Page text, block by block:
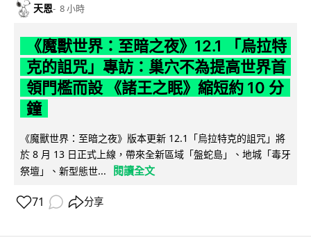
天恩 8 小時
《魔獸世界：至暗之夜》12.1 「烏拉特
克的詛咒」專訪：巢穴不為提高世界首
領門檻而設 《諸王之眠》縮短約 10 分
鐘
《魔獸世界：至暗之夜》版本更新 12.1「烏拉特克的詛咒」將
於 8 月 13 日正式上線，帶來全新區域「盤蛇島」、地城「毒牙
祭壇」、新型態世...
閱讀全文
71 分享